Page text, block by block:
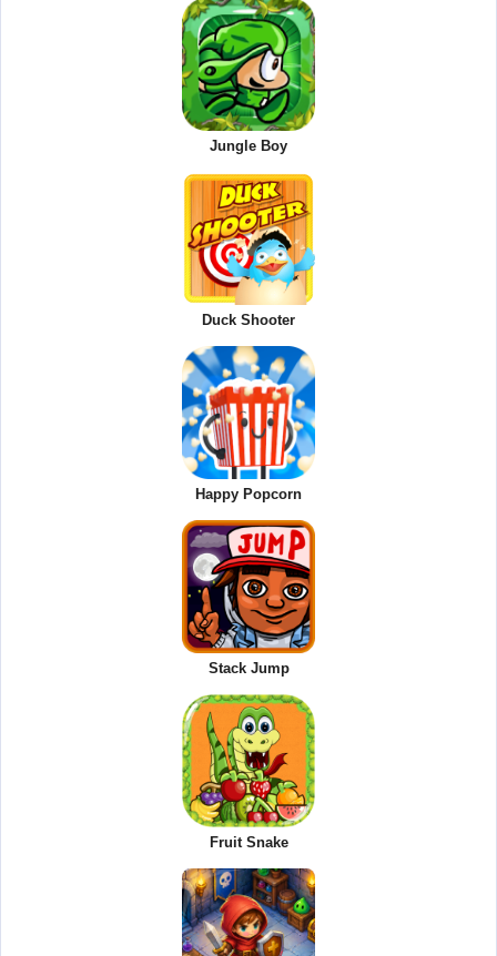
Jungle Boy
Duck Shooter
Happy Popcorn
Stack Jump
Fruit Snake